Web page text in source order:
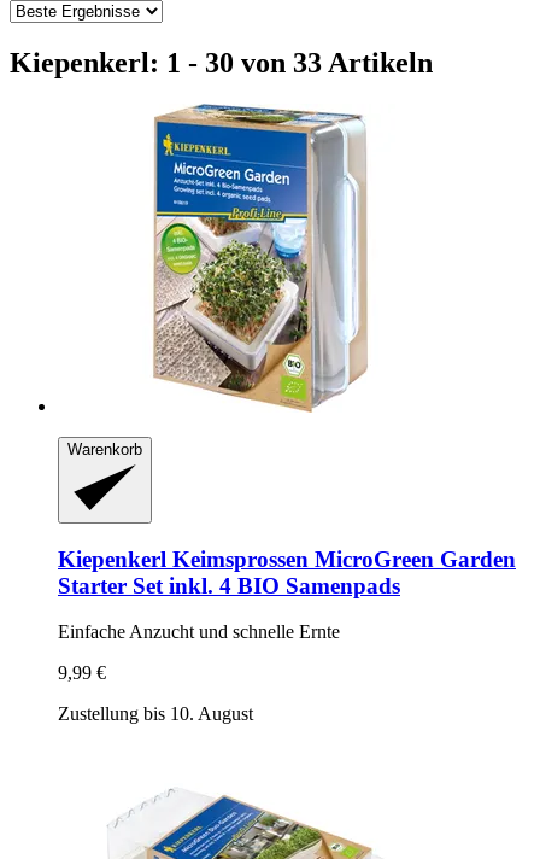
Kiepenkerl: 1 - 30 von 33 Artikeln
Warenkorb
Kiepenkerl Keimsprossen MicroGreen Garden
Starter Set inkl. 4 BIO Samenpads
Einfache Anzucht und schnelle Ernte
9,99 €
Zustellung bis 10. August